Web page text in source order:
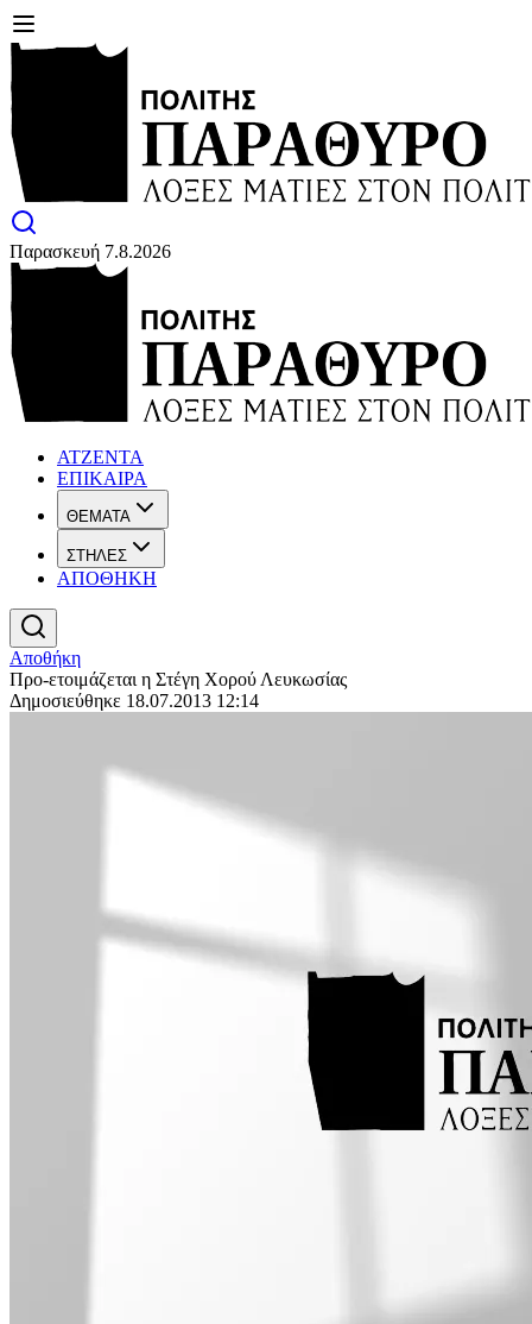
Παρασκευή 7.8.2026
ΑΤΖΕΝΤΑ
ΕΠΙΚΑΙΡΑ
ΘΕΜΑΤΑ
ΣΤΗΛΕΣ
ΑΠΟΘΗΚΗ
Αποθήκη
Προ-ετοιμάζεται η Στέγη Χορού Λευκωσίας
Δημοσιεύθηκε 18.07.2013 12:14